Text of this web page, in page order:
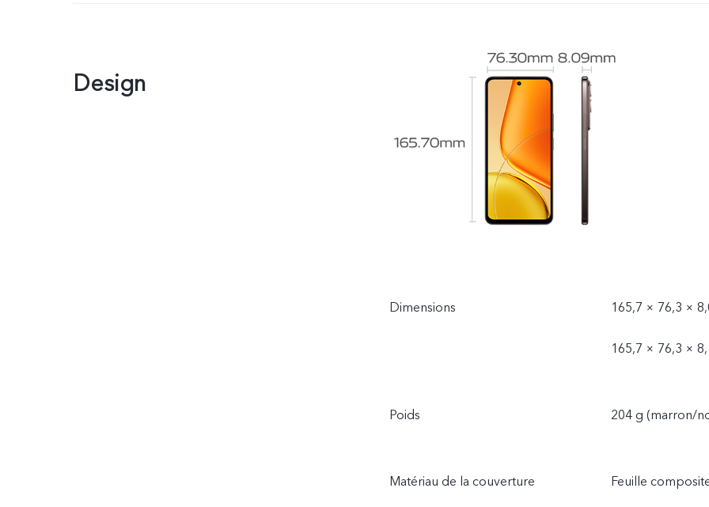
Design
Dimensions 165,7 × 76,3 ×
165,7 × 76,3 ×
Poids 204 g (marron/
Matériau de la couverture Feuille